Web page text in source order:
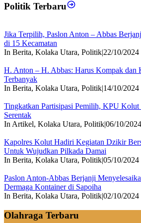
Politik Terbaru
Jika Terpilih, Paslon Anton – Abbas
di 15 Kecamatan
In Berita, Kolaka Utara, Politik|22/10/2024
H. Anton – H. Abbas: Harus Kompak dan
Terbanyak
In Berita, Kolaka Utara, Politik|14/10/2024
Tingkatkan Partisipasi Pemilih, KPU
Serentak
In Artikel, Kolaka Utara, Politik|06/10/2024
Kapolres Kolut Hadiri Kegiatan Dzikir
Untuk Wujudkan Pilkada Damai
In Berita, Kolaka Utara, Politik|05/10/2024
Paslon Anton-Abbas Berjanji
Dermaga Kontainer di Sapoiha
In Berita, Kolaka Utara, Politik|02/10/2024
Olahraga Terbaru